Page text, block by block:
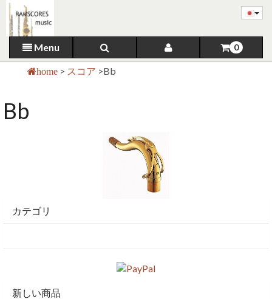
Menu 0
home > スコア >Bb
Bb
カテゴリ
新しい商品